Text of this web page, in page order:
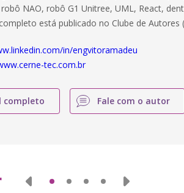
NAO, robô G1 Unitree, UML, React,
está publicado no Clube de Autores
in/engvitoramadeu
tec.com.br
completo Fale com o autor